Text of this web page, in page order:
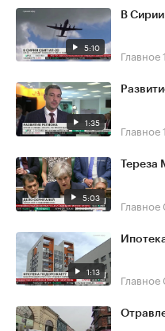
5:10
В
Главное
1:35 Главное
5:03
Тереза
Главное
1:13 Главное